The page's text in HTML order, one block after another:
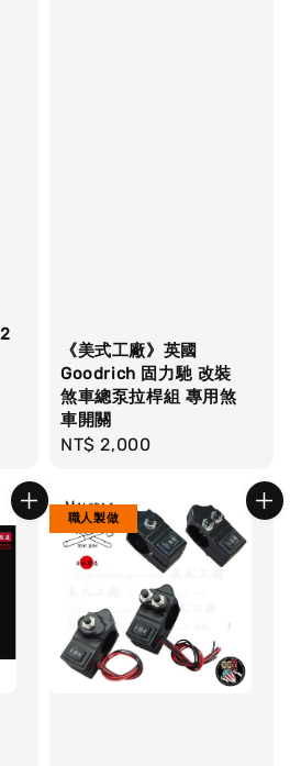
《美式工廠》英國
Goodrich 固力馳 改裝
煞車總泵拉桿組 專用煞
車開關
Regular
NT$ 2,000
職人製做